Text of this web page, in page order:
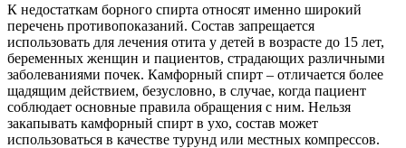
К недостаткам борного спирта относят именно широкий
перечень противопоказаний. Состав запрещается
использовать для лечения отита у детей в возрасте до 15 лет,
беременных женщин и пациентов, страдающих различными
заболеваниями почек. Камфорный спирт – отличается более
щадящим действием, безусловно, в случае, когда пациент
соблюдает основные правила обращения с ним. Нельзя
закапывать камфорный спирт в ухо, состав может
использоваться в качестве турунд или местных компрессов.